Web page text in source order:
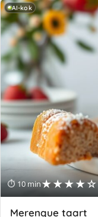
AI-kok
⏱ 10 min★★★★☆
Merenque taart